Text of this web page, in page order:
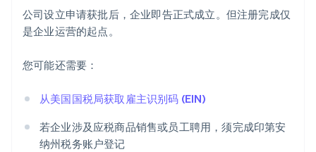
公司设立申请获批后，企业即告正式成立。但注册完成仅
是企业运营的起点。
您可能还需要：
从美国国税局获取雇主识别码 (EIN)
若企业涉及应税商品销售或员工聘用，须完成印第安
纳州税务账户登记